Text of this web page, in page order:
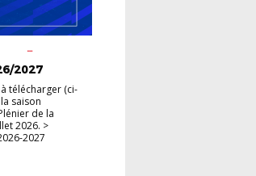
2027
télécharger (ci-
saison
de la
2026. >
2027